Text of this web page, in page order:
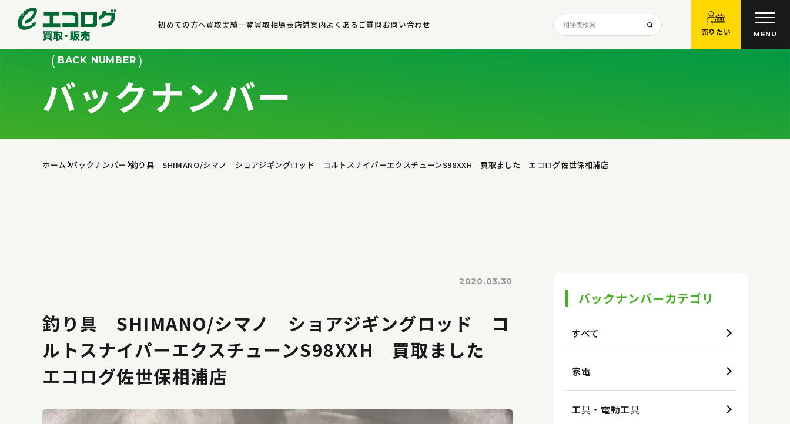
初めての方へ買取実績一覧買取相場表店舗案内よくあるご質問お問い合わせ
売りたい MENU
BACK NUMBER
バックナンバー
ホーム バックナンバー 釣り具 SHIMANO/シマノ ショアジギングロッド コルトスナイパーエクスチューンS98XXH 買取ました エコログ佐世保相浦店
2020.03.30
釣り具 SHIMANO/シマノ ショアジギングロッド コ
ルトスナイパーエクスチューンS98XXH 買取ました
エコログ佐世保相浦店
バックナンバーカテゴリ
すべて
家電
工具・電動工具